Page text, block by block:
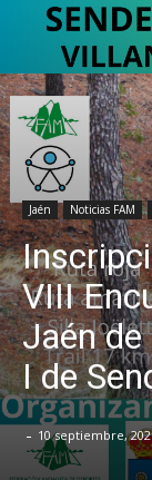
Jaén Noticias FAM
VIII
Jaén
I de
- 10 septiembre,